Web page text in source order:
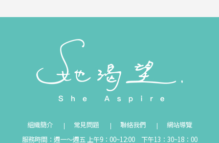
組織簡介 常見問題 聯絡我們
網站導覽
服務時間：週一～週五 上午9：00~12:00 下午13：30~18：00